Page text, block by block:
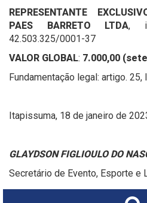
REPRESENTANTE
PAES BARRETO LTDA,
42.503.325/0001-37
VALOR GLOBAL: 7.000,00
Fundamentação legal: artigo.
Itapissuma, 18 de janeiro de
GLAYDSON FIGLIOULO DO
Secretário de Evento, Esporte e